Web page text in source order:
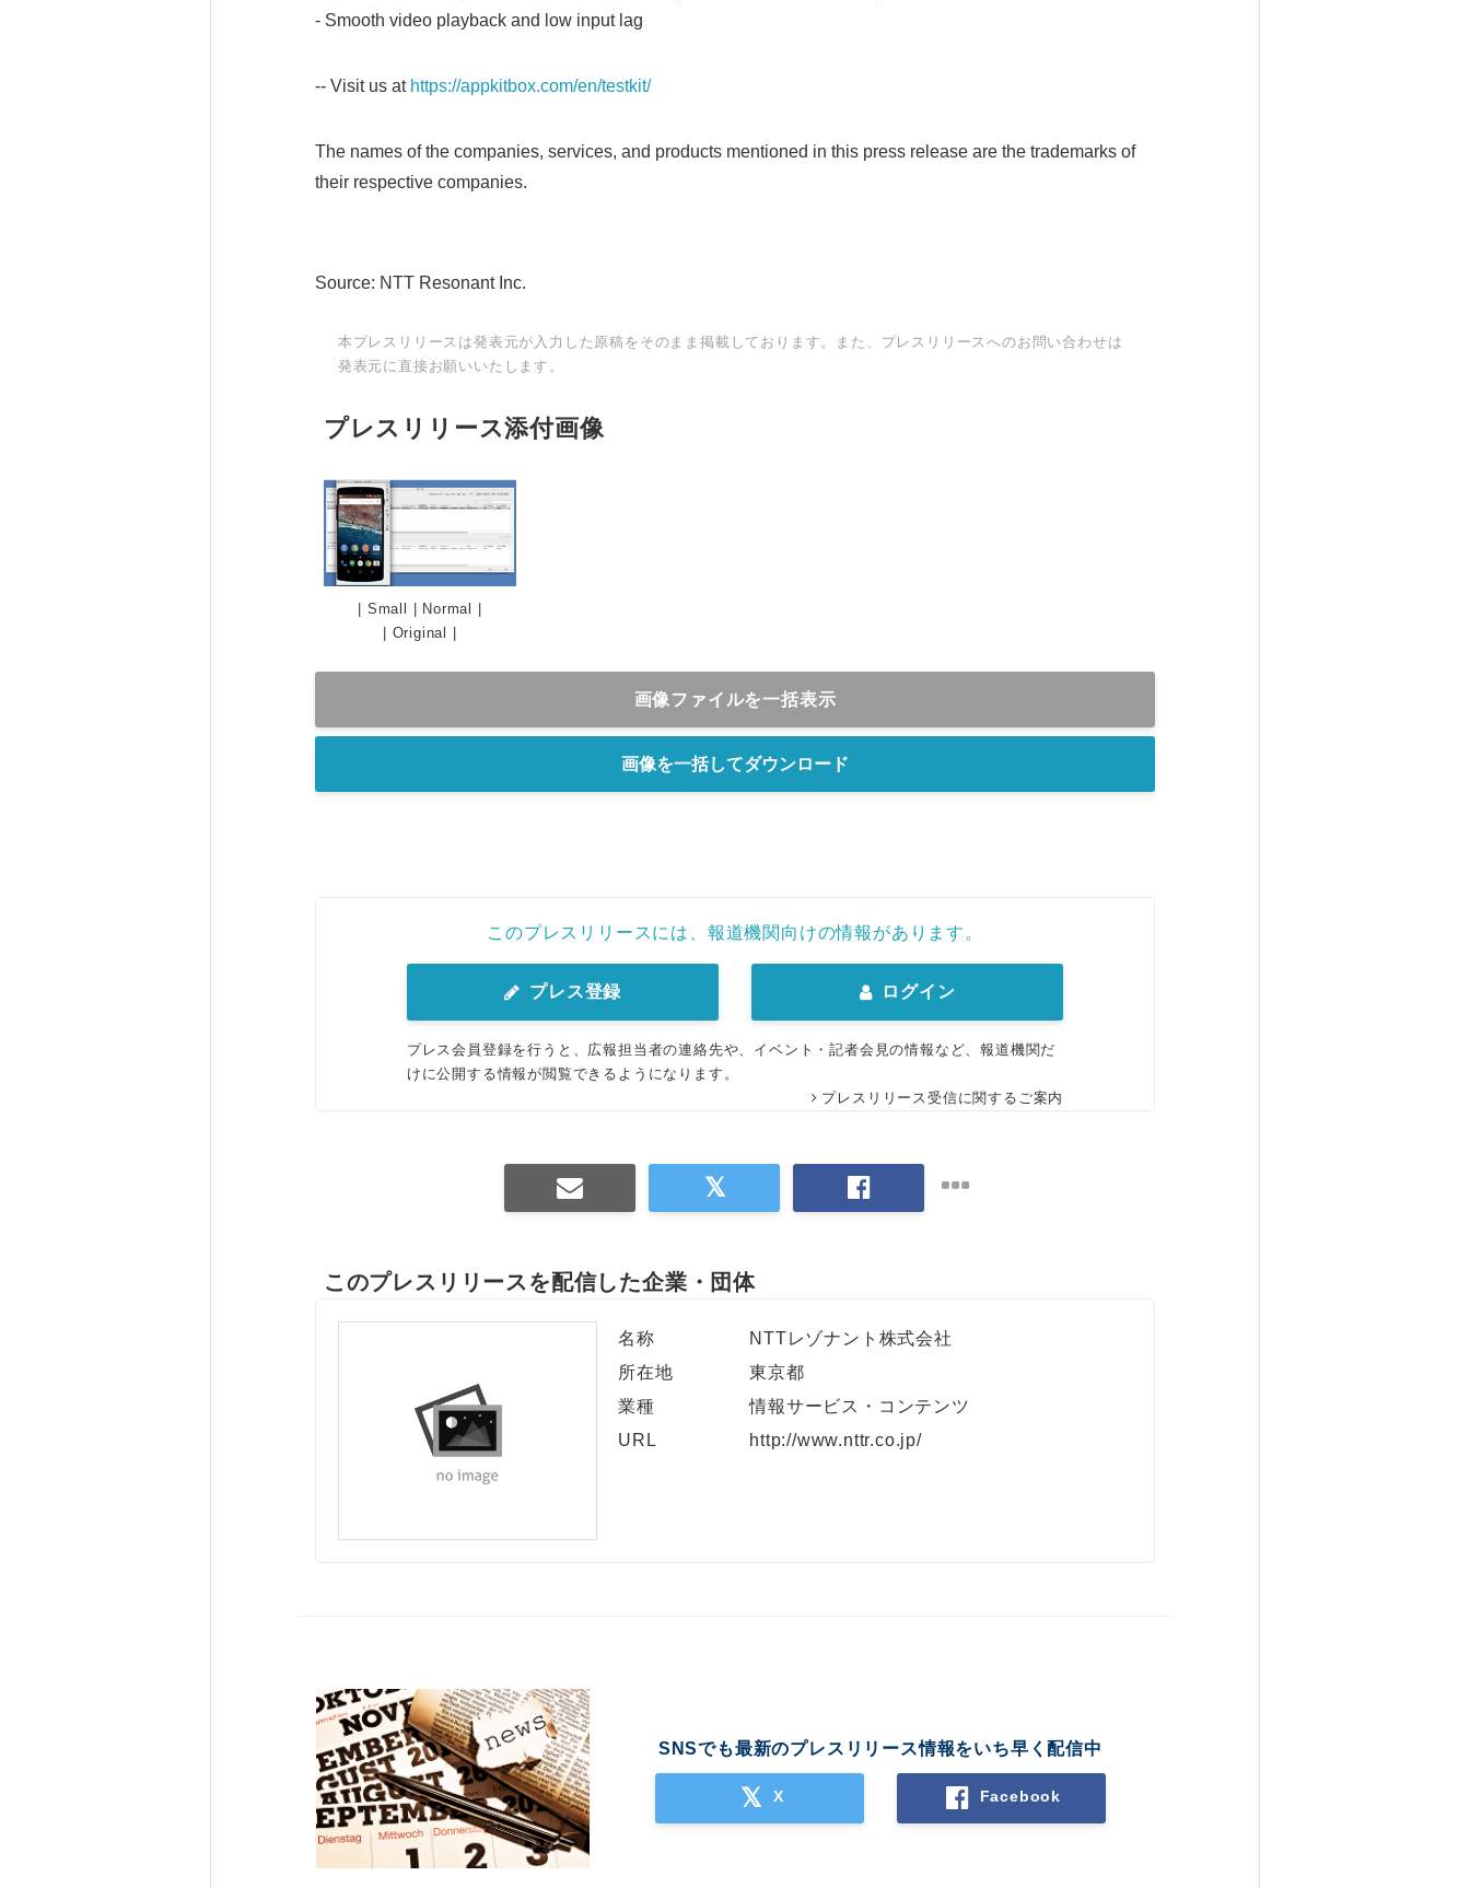
- Smooth video playback and low input lag
-- Visit us at https://appkitbox.com/en/testkit/
The names of the companies, services, and products mentioned in this press release are the trademarks of
their respective companies.
Source: NTT Resonant Inc.
本プレスリリースは発表元が入力した原稿をそのまま掲載しております。また、プレスリリースへのお問い合わせは
発表元に直接お願いいたします。
プレスリリース添付画像
Small Normal
Original
画像ファイルを一括表示
画像を一括してダウンロード
このプレスリリースには、報道機関向けの情報があります。
プレス登録 ログイン
プレス会員登録を行うと、広報担当者の連絡先や、イベント・記者会見の情報など、報道機関だ
けに公開する情報が閲覧できるようになります。
プレスリリース受信に関するご案内
このプレスリリースを配信した企業・団体
名称
NTTレゾナント株式会社
所在地
東京都
業種
情報サービス・コンテンツ
URL
http://www.nttr.co.jp/
SNSでも最新のプレスリリース情報をいち早く配信中
X Facebook